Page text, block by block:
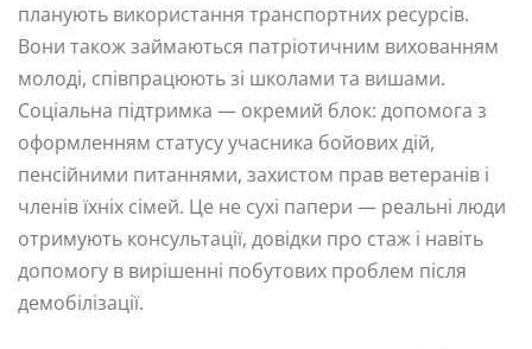
планують використання транспортних ресурсів.
Вони також займаються патріотичним вихованням
молоді, співпрацюють зі школами та вишами.
Соціальна підтримка — окремий блок: допомога з
оформленням статусу учасника бойових дій,
пенсійними питаннями, захистом прав ветеранів і
членів їхніх сімей. Це не сухі папери — реальні люди
отримують консультації, довідки про стаж і навіть
допомогу в вирішенні побутових проблем після
демобілізації.